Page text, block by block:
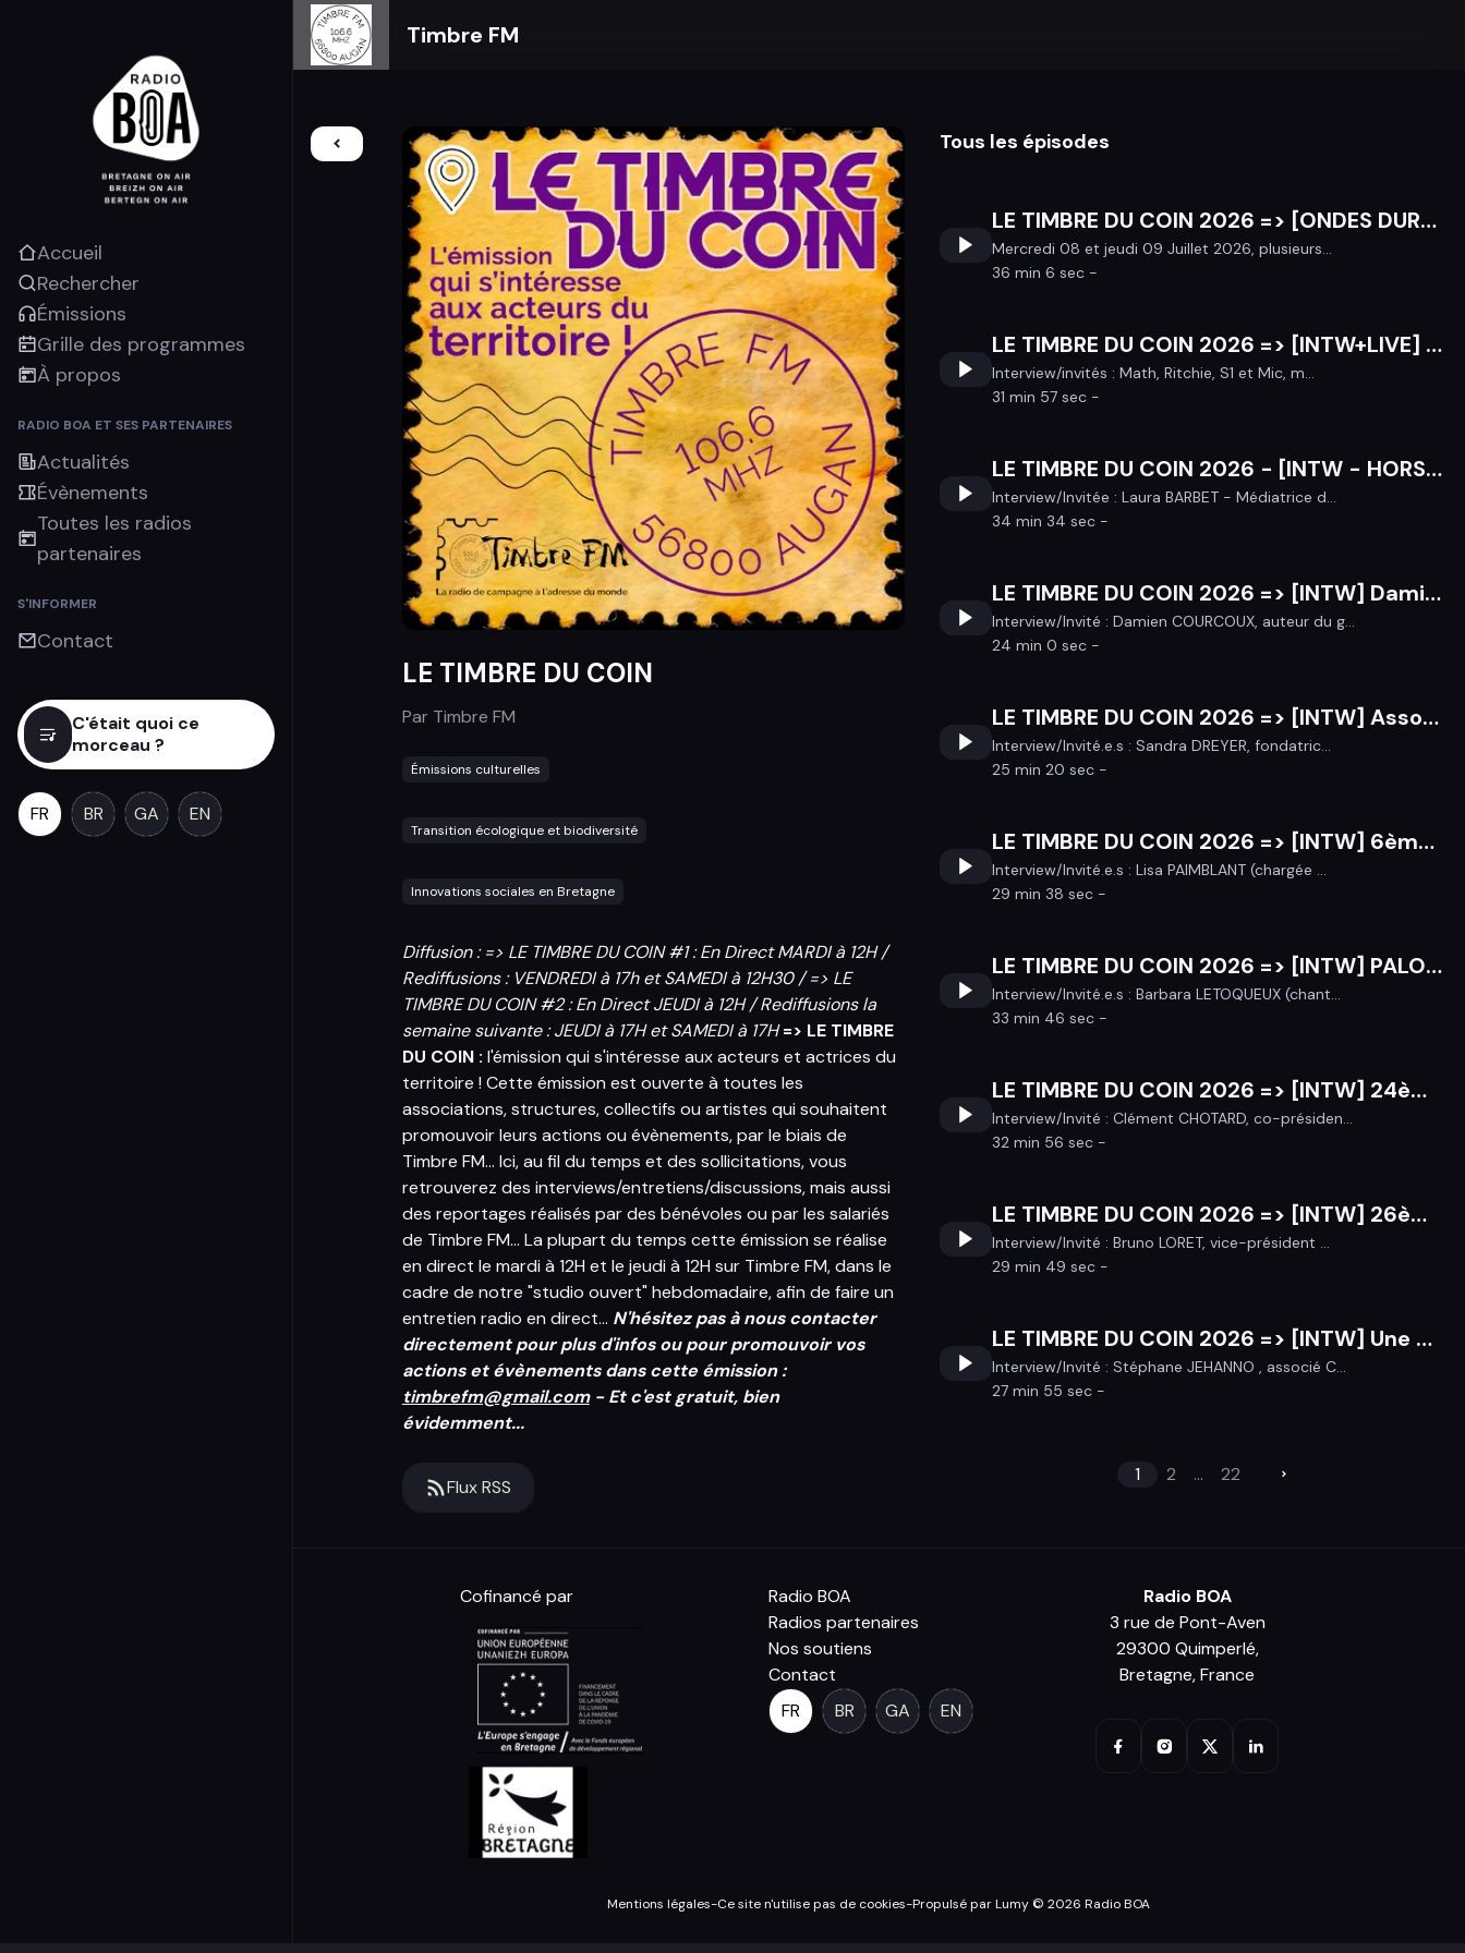
Accueil
Rechercher
Émissions
Grille des programmes
À propos
RADIO BOA ET SES PARTENAIRES
Actualités
Évènements
Toutes les radios
partenaires
S'INFORMER
Contact
C'était quoi ce
morceau ?
FR BR GA EN
Timbre FM
LE TIMBRE DU COIN
Par Timbre FM
Émissions culturelles
Transition écologique et biodiversité
Innovations sociales en Bretagne
Diffusion : => LE TIMBRE DU COIN #1 : En Direct MARDI à 12H /
Rediffusions : VENDREDI à 17h et SAMEDI à 12H30 / => LE
TIMBRE DU COIN #2 : En Direct JEUDI à 12H / Rediffusions la
semaine suivante : JEUDI à 17H et SAMEDI à 17H=> LE TIMBRE
DU COIN : l'émission qui s'intéresse aux acteurs et actrices du
territoire ! Cette émission est ouverte à toutes les
associations, structures, collectifs ou artistes qui souhaitent
promouvoir leurs actions ou évènements, par le biais de
Timbre FM... Ici, au fil du temps et des sollicitations, vous
retrouverez des interviews/entretiens/discussions, mais aussi
des reportages réalisés par des bénévoles ou par les salariés
de Timbre FM... La plupart du temps cette émission se réalise
en direct le mardi à 12H et le jeudi à 12H sur Timbre FM, dans le
cadre de notre "studio ouvert" hebdomadaire, afin de faire un
entretien radio en direct... N'hésitez pas à nous contacter
directement pour plus d'infos ou pour promouvoir vos
actions et évènements dans cette émission :
timbrefm@gmail.com- Et c'est gratuit, bien
évidemment...
Flux RSS
Tous les épisodes
LE TIMBRE DU COIN 2026 => [ONDES DURABLES] "SOUS TENSION" => émission commune : traitement journalistique des questions écologiques !
Mercredi 08 et jeudi 09 Juillet 2026, plusieurs...
36 min 6 sec -
LE TIMBRE DU COIN 2026 => [INTW+LIVE] Focus sur BOULAIS (Rock Français) - 2ème EP "REUNION DE FAMILLE : HORS D'OEUVRE"
Interview/invités : Math, Ritchie, S1 et Mic, m...
31 min 57 sec -
LE TIMBRE DU COIN 2026 - [INTW - HORS-LES-MURS] PRIEURÉ ST-ÉTIENNE à GUER : PROGRAMMATION ESTIVALE !
Interview/Invitée : Laura BARBET - Médiatrice d...
34 min 34 sec -
LE TIMBRE DU COIN 2026 => [INTW] Damien COURCOUX, auteur du guide "AVENTURES POMME EN BRETAGNE" !
Interview/Invité : Damien COURCOUX, auteur du g...
24 min 0 sec -
LE TIMBRE DU COIN 2026 => [INTW] Association "UNE VOIX POUR LES ENFANTS"
Interview/Invité.e.s : Sandra DREYER, fondatric...
25 min 20 sec -
LE TIMBRE DU COIN 2026 => [INTW] 6ème édition du FESTIVAL ROCK EN CHÊNES - SAMEDI 11 JUILLET 2026 à COURNON ! - Association RIFF R’AFF
Interview/Invité.e.s : Lisa PAIMBLANT (chargée ...
29 min 38 sec -
LE TIMBRE DU COIN 2026 => [INTW] PALOMA NEGRA - 3ème Album "FUEGOS"
Interview/Invité.e.s : Barbara LETOQUEUX (chant...
33 min 46 sec -
LE TIMBRE DU COIN 2026 => [INTW] 24ème FÊTE DE LA MUSIQUE d'AUGAN - Samedi 20 Juin !
Interview/Invité : Clément CHOTARD, co-présiden...
32 min 56 sec -
LE TIMBRE DU COIN 2026 => [INTW] 26ème FÊTE DU FER, les 11 & 12 Juillet à PAIMPONT !
Interview/Invité : Bruno LORET, vice-président ...
29 min 49 sec -
LE TIMBRE DU COIN 2026 => [INTW] Une Bière au Canal - 2ème édition ! Fret fluvial à l'ancienne le 13/06/2026 !
Interview/Invité : Stéphane JEHANNO , associé C...
27 min 55 sec -
1 2 ... 22
Cofinancé par
Radio BOA
Radios partenaires
Nos soutiens
Contact
FR
BR GA EN
Radio BOA
3 rue de Pont-Aven
29300 Quimperlé,
Bretagne, France
Mentions légales-Ce site n'utilise pas de cookies-Propulsé par Lumy © 2026 Radio BOA